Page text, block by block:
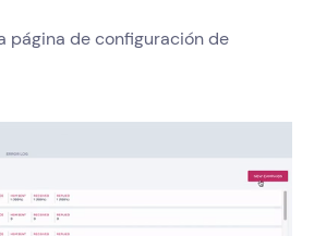
página de configuración de